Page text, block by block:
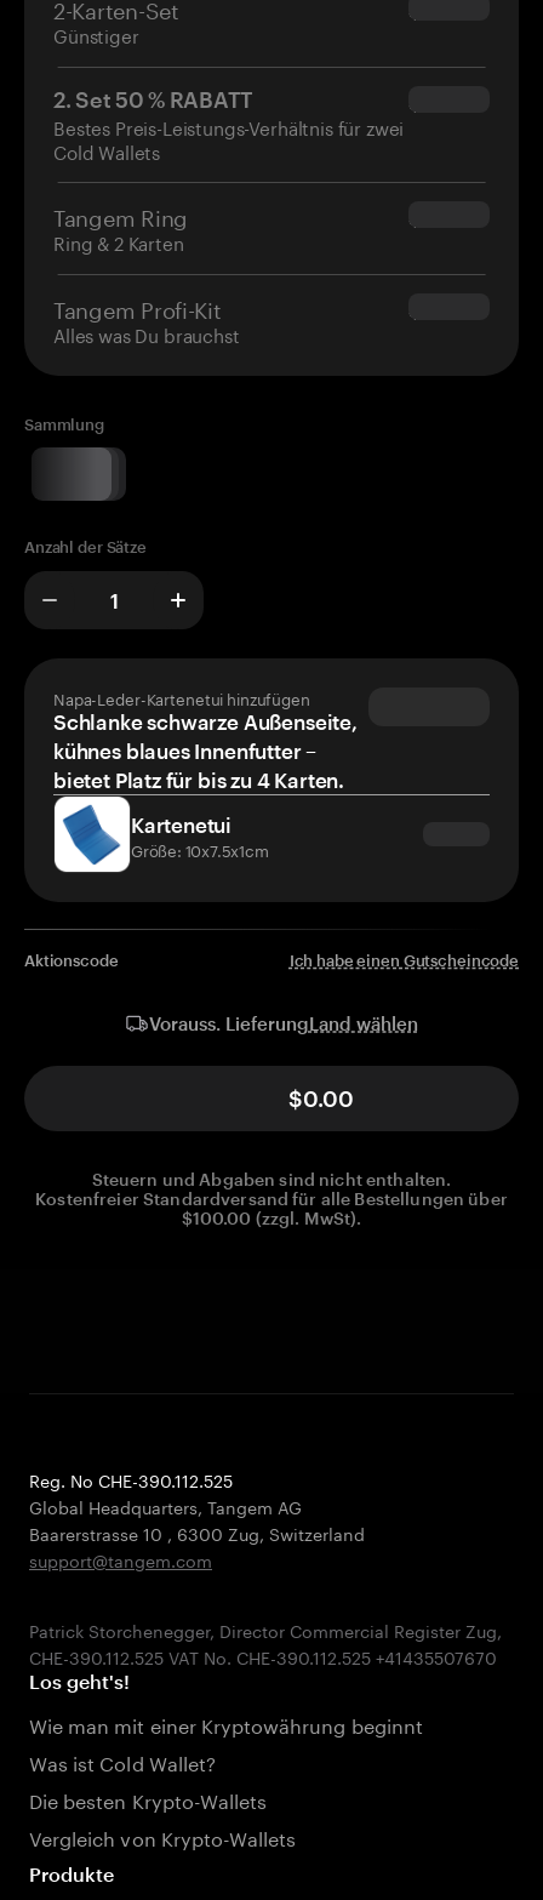
2-Karten-Set
Günstiger
$54.90
2. Set 50 % RABATT
Bestes Preis-Leistungs-Verhältnis für zwei
Cold Wallets
$34.95
Tangem Ring
Ring & 2 Karten
$160.00
Tangem Profi-Kit
Alles was Du brauchst
$180.00
Sammlung
Anzahl der Sätze
Napa-Leder-Kartenetui hinzufügen
Schlanke schwarze Außenseite,
kühnes blaues Innenfutter –
bietet Platz für bis zu 4 Karten.
Kartenetui
Größe: 10x7.5x1cm
Aktionscode Ich habe einen Gutscheincode
Vorauss. LieferungLand wählen
$0.00
Steuern und Abgaben sind nicht enthalten.
Kostenfreier Standardversand für alle Bestellungen über
$100.00 (zzgl. MwSt).
Reg. No CHE-390.112.525
Global Headquarters, Tangem AG
Baarerstrasse 10 , 6300 Zug, Switzerland
support@tangem.com
Patrick Storchenegger, Director Commercial Register Zug,
Los geht's!
Wie man mit einer Kryptowährung beginnt
Was ist Cold Wallet?
Die besten Krypto-Wallets
Vergleich von Krypto-Wallets
Produkte